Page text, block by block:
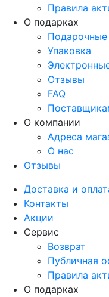
Правила
О подарках
Упаковка
Отзывы
FAQ
О компании
Адреса
О нас
Отзывы
Доставка и
Контакты
Акции
Сервис
Возврат
Публичная
Правила
О подарках